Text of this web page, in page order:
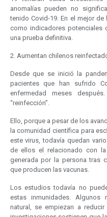
anomalías pueden no
tenido Covid-19. En el mejor
como indicadores potenciales
una prueba definitiva.
2. Aumentan chilenos
Desde que se inició la
pacientes que han sufrido
enfermedad meses
“reinfección”.
Ello, porque a pesar de los
la comunidad científica para
este virus, todavía quedan
de ellos el relacionado con
generada por la persona tras
que producen las vacunas.
Los estudios todavía no
estas inmunidades. Algunos
natural, se empiezan a